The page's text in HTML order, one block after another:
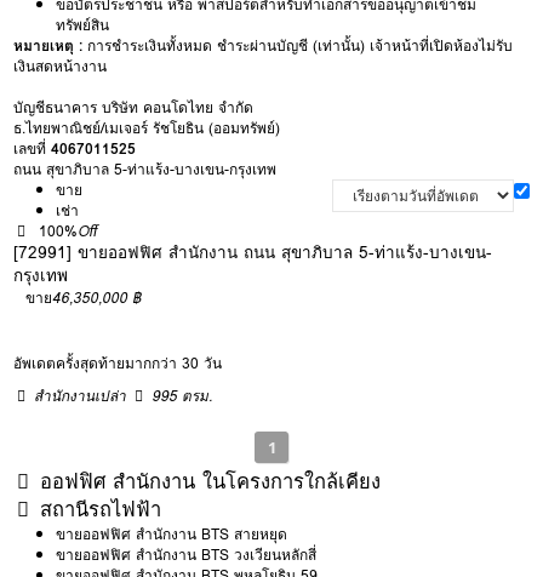
ทรัพย์สิน
หมายเหตุ : การชำระเงินทั้งหมด ชำระผ่านบัญชี (เท่านั้น) เจ้าหน้าที่เปิดห้องไม่รับ
เงินสดหน้างาน
บัญชีธนาคาร บริษัท คอนโดไทย จำกัด
ธ.ไทยพาณิชย์/เมเจอร์ รัชโยธิน (ออมทรัพย์)
เลขที่4067011525
ถนน สุขาภิบาล 5-ท่าแร้ง-บางเขน-กรุงเทพ
ขาย
เช่า
100%Off
[72991] ขายออฟฟิศ สำนักงาน ถนน สุขาภิบาล 5-ท่าแร้ง-บางเขน-
กรุงเทพ
ขาย46,350,000 ฿
อัพเดตครั้งสุดท้ายมากกว่า 30 วัน
สำนักงานเปล่า
995 ตรม.
1
ออฟฟิศ สำนักงาน ในโครงการใกล้เคียง
สถานีรถไฟฟ้า
ขายออฟฟิศ สำนักงาน BTS สายหยุด
ขายออฟฟิศ สำนักงาน BTS วงเวียนหลักสี่